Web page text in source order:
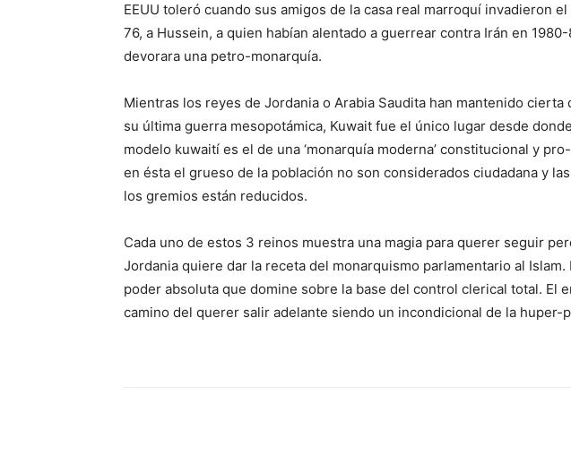
EEUU toleró cuando sus amigos de la casa real marroquí invadieron
76, a Hussein, a quien habían alentado a guerrear contra Irán en
devorara una petro-monarquía.
Mientras los reyes de Jordania o Arabia Saudita han mantenido cierta
su última guerra mesopotámica, Kuwait fue el único lugar desde
modelo kuwaití es el de una ‘monarquía moderna’ constitucional y
en ésta el grueso de la población no son considerados ciudadana y
los gremios están reducidos.
Cada uno de estos 3 reinos muestra una magia para querer seguir
Jordania quiere dar la receta del monarquismo parlamentario al
poder absoluta que domine sobre la base del control clerical total. El
camino del querer salir adelante siendo un incondicional de la huper-